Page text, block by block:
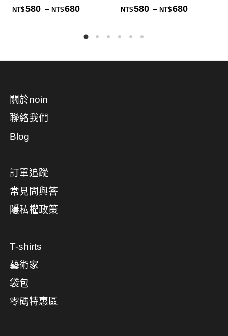
NT$580 – NT$680價格範圍：NT$580. 到 NT$680.
NT$580 – NT$680
關於noin
聯絡我們
Blog
訂單追蹤
常見問與答
隱私權政策
T-shirts
藝術家
袋包
零碼特惠區